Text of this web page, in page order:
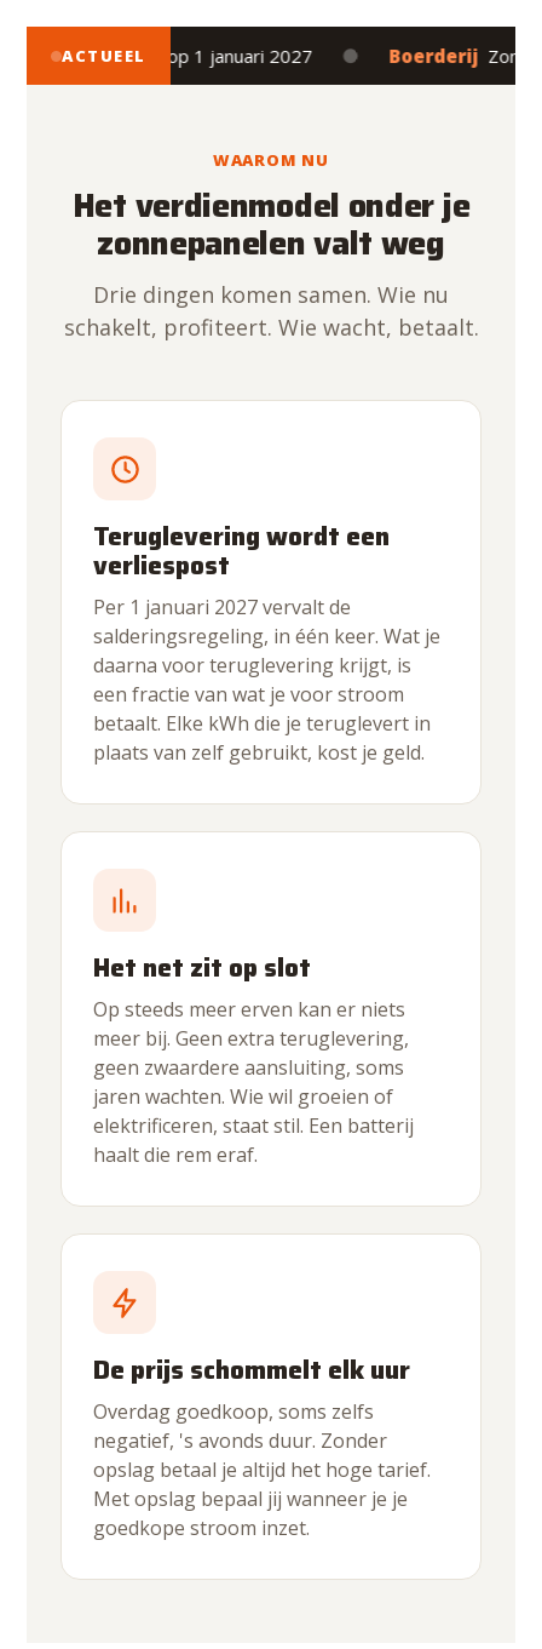
ACTUEEL
definitief op 1 januari 2027 ● Boerderij Zonder
WAAROM NU
Het verdienmodel onder je
zonnepanelen valt weg
Drie dingen komen samen. Wie nu
schakelt, profiteert. Wie wacht, betaalt.
Teruglevering wordt een
verliespost
Per 1 januari 2027 vervalt de
salderingsregeling, in één keer. Wat je
daarna voor teruglevering krijgt, is
een fractie van wat je voor stroom
betaalt. Elke kWh die je teruglevert in
plaats van zelf gebruikt, kost je geld.
Het net zit op slot
Op steeds meer erven kan er niets
meer bij. Geen extra teruglevering,
geen zwaardere aansluiting, soms
jaren wachten. Wie wil groeien of
elektrificeren, staat stil. Een batterij
haalt die rem eraf.
De prijs schommelt elk uur
Overdag goedkoop, soms zelfs
negatief, 's avonds duur. Zonder
opslag betaal je altijd het hoge tarief.
Met opslag bepaal jij wanneer je je
goedkope stroom inzet.